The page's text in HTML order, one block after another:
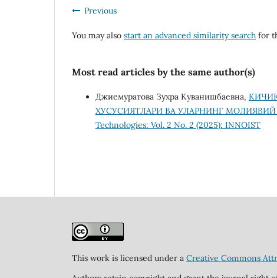
Previous
You may also start an advanced similarity search for
Most read articles by the same author(s)
Джиемуратова Зухра Куванишбаевна,
ХУСУСИЯТЛАРИ ВА УЛАРНИНГ
Technologies: Vol. 2 No. 2 (2025): INNOIST
This work is licensed under a Creative Commons